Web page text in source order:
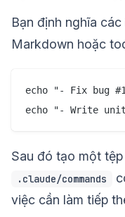
Bạn định nghĩa
Markdown hoặc
echo "- Fix bug
Sau đó tạo một
.claude/commands
việc cần làm tiếp